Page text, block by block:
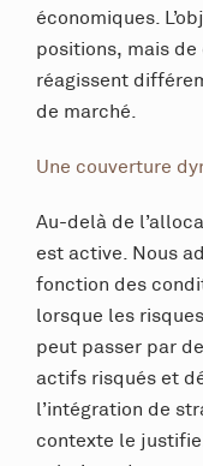
économiques.
positions, mais
réagissent
de marché.
Une couverture
Au-delà de
est active. Nous
fonction des
lorsque les
peut passer par
actifs risqués et
l’intégration de
contexte le